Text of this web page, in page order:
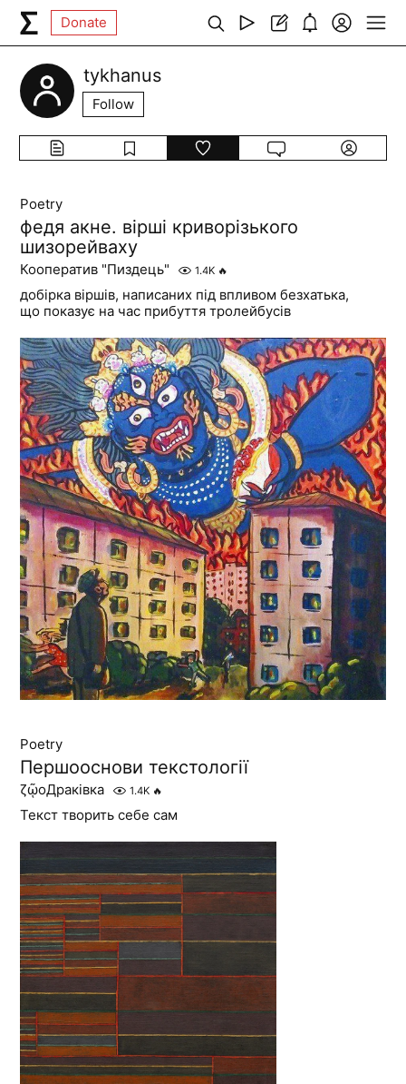
Donate
tykhanus
Follow
Poetry
федя акне. вірші криворізького
шизорейваху
Кооператив "Пиздець" 1.4K 🔥
добірка віршів, написаних під впливом безхатька,
що показує на час прибуття тролейбусів
Poetry
Першооснови текстології
ζῷοДраківка 1.4K 🔥
Текст творить себе сам